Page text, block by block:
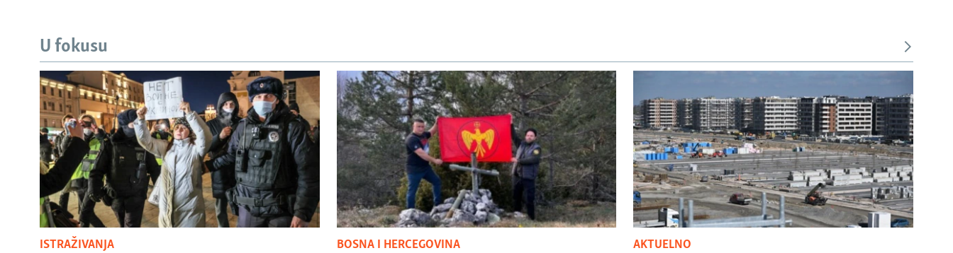
U fokusu
ISTRAŽIVANJA BOSNA I HERCEGOVINA AKTUELNO